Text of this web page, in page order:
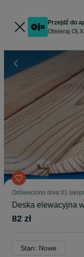
Przejdź do
Otwieraj
Odświeżono dnia 01
Deska elewacyjna
82 zł
Stan: Nowe